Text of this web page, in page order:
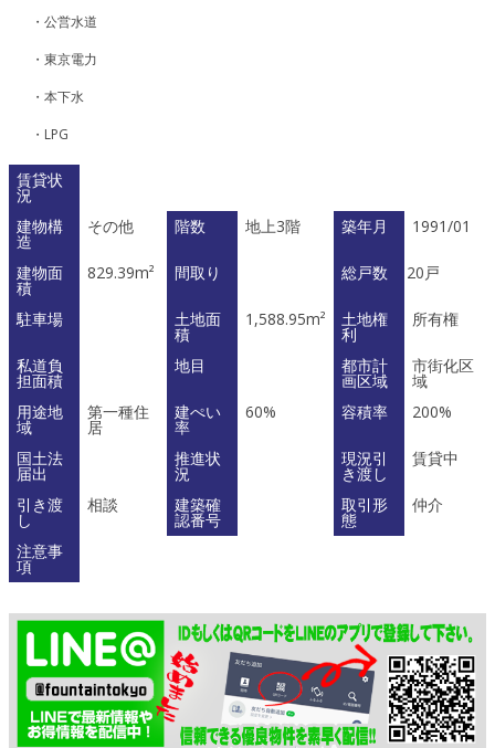
・公営水道
・東京電力
・本下水
・LPG
賃貸状
況
建物構
造
その他 階数 地上3階 築年月 1991/01
建物面
積
829.39m² 間取り 総戸数 20戸
駐車場 土地面
積
1,588.95m² 土地権
利
所有権
私道負
担面積
地目 都市計
画区域
市街化区
域
用途地
域
第一種住
居
建ぺい
率
60% 容積率 200%
国土法
届出
推進状
況
現況引
き渡し
賃貸中
引き渡
し
相談 建築確
認番号
取引形
態
仲介
注意事
項